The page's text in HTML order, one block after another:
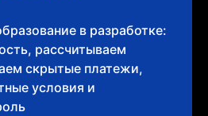
в разработке:
рассчитываем
скрытые платежи,
условия и